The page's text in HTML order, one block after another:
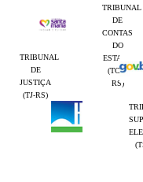
TRIBUNAL
DE
CONTAS
DO
ESTADO
(TCE-
RS)
TRIBUNAL
DE
JUSTIÇA
(TJ-RS)